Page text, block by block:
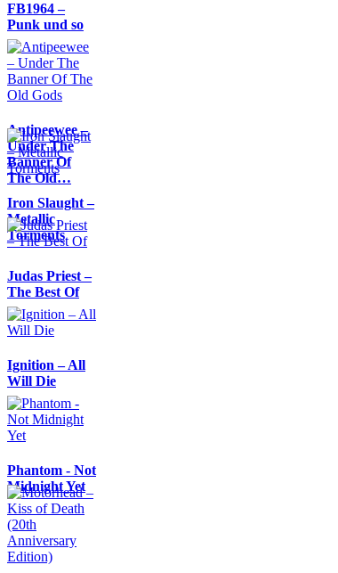
FB1964 –
Punk und so
Antipeewee –
Under The
Banner Of
The Old…
Iron Slaught –
Metallic
Torments
Judas Priest –
The Best Of
Ignition – All
Will Die
Phantom - Not
Midnight Yet